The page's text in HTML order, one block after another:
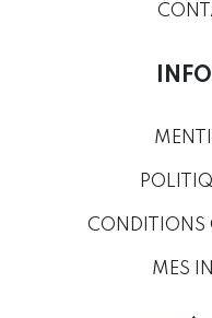
CONDITIONS
MES